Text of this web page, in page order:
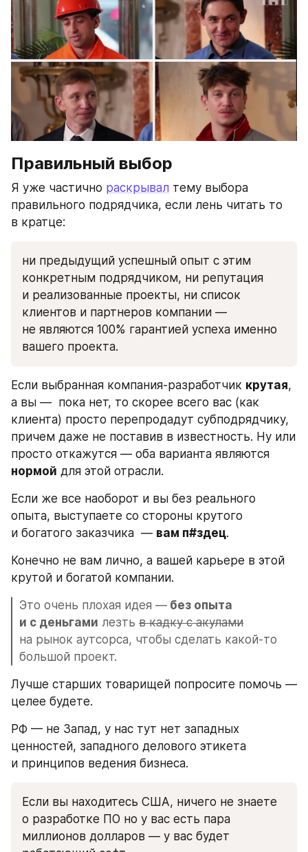
Правильный выбор
Я уже частично раскрывал тему выбора
правильного подрядчика, если лень читать то
в кратце:
ни предыдущий успешный опыт c этим
конкретным подрядчиком, ни репутация
и реализованные проекты, ни список
клиентов и партнеров компании —
не являются 100% гарантией успеха именно
вашего проекта.
Если выбранная компания-разработчик крутая,
а вы —  пока нет, то скорее всего вас (как
клиента) просто перепродадут субподрядчику,
причем даже не поставив в известность. Ну или
нормой для этой отрасли.
Если же все наоборот и вы без реального
опыта, выступаете со стороны крутого
и богатого заказчика  — вам п#здец.
Конечно не вам лично, а вашей карьере в этой
крутой и богатой компании.
Это очень плохая идея — без опыта
и с деньгами лезть в кадку с акулами
на рынок аутсорса, чтобы сделать какой-то
большой проект.
Лучше старших товарищей попросите помочь —
целее будете.
РФ — не Запад, у нас тут нет западных
ценностей, западного делового этикета
и принципов ведения бизнеса.
Если вы находитесь США, ничего не знаете
о разработке ПО но у вас есть пара
миллионов долларов — у вас будет